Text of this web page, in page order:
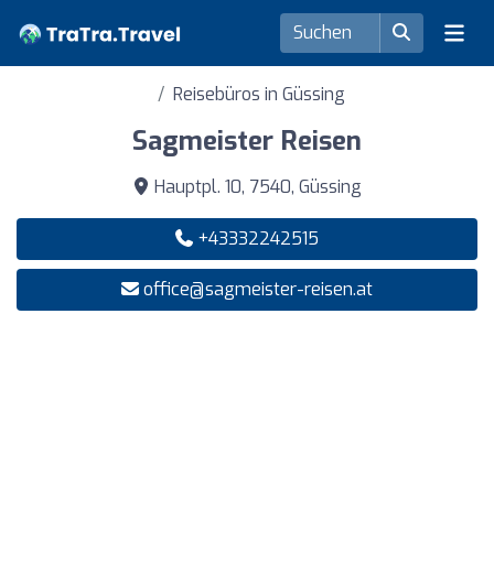
Reisebüros in Güssing
Sagmeister Reisen
Hauptpl. 10, 7540, Güssing
+43332242515
office@sagmeister-reisen.at